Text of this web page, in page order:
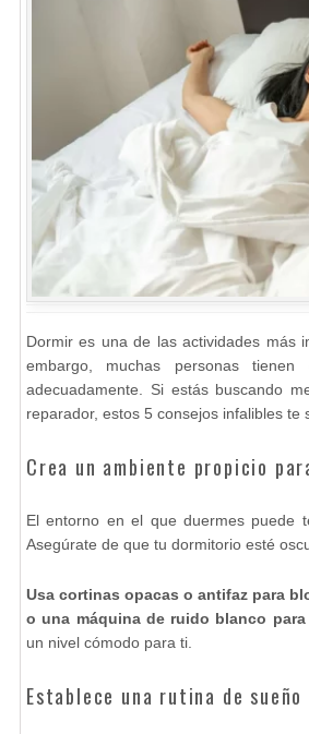
Dormir es una de las actividades más
embargo, muchas personas
adecuadamente. Si estás buscando
reparador, estos 5 consejos infalibles
Crea un ambiente propicio
El entorno en el que duermes puede
Asegúrate de que tu dormitorio esté
Usa cortinas opacas o antifaz para
o una máquina de ruido blanco
un nivel cómodo para ti.
Establece una rutina de